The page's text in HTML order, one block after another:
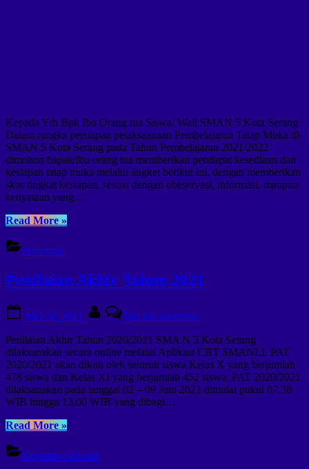
Kepada Yth Bpk Ibu Orang tua Siswa/ Wali SMAN 5 Kota Serang
Dalam rangka persiapan pelaksaanaan Pembelajaran Tatap Muka di
SMAN 5 Kota Serang pada Tahun Pembelajaran 2021/2022
dimohon bapak/ibu orang tua memberikan pendapat kesediaan dan
kesiapan tatap muka melalui angket berikut ini, dengan memberikan
skor tingkat kesiapan, sesuai dengan obeservasi, informasi, maupun
kenyataan yang…
Read More“Kuesioner
Pembelajaran
Tatap
»
Informasi
Penilaian Akhir Tahun 2021
on
Mei 20, 2021
By
Tak ada komentarPenilaian
Akhir
Tahun
2021
Penilaian Akhir Tahun 2020/2021 SMA N 5 Kota Serang
dilaksanakan secara online melalui Aplikasi CBT SMANLI. PAT
2020/2021 akan dikuti oleh seluruh siswa Kelas X yang berjumlah
478 siswa dan Kelas XI yang berjumlah 452 siswa. PAT 2020/2021
dilaksanakan pada tanggal 02 – 09 Juni 2021 dimulai pukul 07.30
WIB hingga 13.00 WIB yang dibagi…
Read More“Penilaian
Tahun
2021”
»
Kegiatan Sekolah